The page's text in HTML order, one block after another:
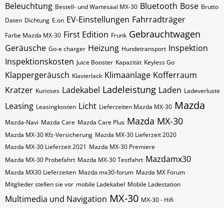
Beleuchtung Bestell- und Wartesaal MX-30 Bluetooth Bose Brutto
Daten Dichtung E.on EV-Einstellungen Fahrradträger
Farbe Mazda MX-30 First Edition Frunk Gebrauchtwagen
Geräusche Go-e charger Heizung Hundetransport Inspektion
Inspektionskosten Juice Booster Kapazität Keyless Go
Klappergeräusch Klavierlack Klimaanlage Kofferraum
Kratzer Kurioses Ladekabel Ladeleistung Laden Ladeverluste
Leasing Leasingkosten Licht Lieferzeiten Mazda MX-30 Mazda
Mazda-Navi Mazda Care Mazda Care Plus Mazda MX-30
Mazda MX-30 Kfz-Versicherung Mazda MX-30 Lieferzeit 2020
Mazda MX-30 Lieferzeit 2021 Mazda MX-30 Premiere
Mazda MX-30 Probefahrt Mazda MX-30 Testfahrt Mazdamx30
Mazda MX30 Lieferzeiten Mazda mx30-forum Mazda MX Forum
Mitglieder stellen sie vor mobile Ladekabel Mobile Ladestation
Multimedia und Navigation MX-30 MX-30 - Hifi